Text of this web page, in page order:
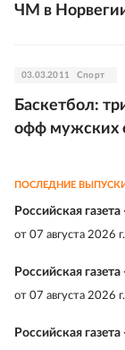
ЧМ в
03.03.2011 Спорт
Баскетбол:
офф мужских
ПОСЛЕДНИЕ
Российская
от 07 августа 2026
Российская
от 07 августа 2026
Российская